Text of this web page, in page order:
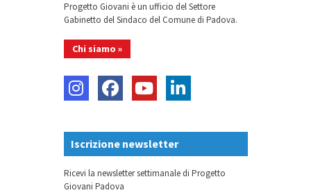
Progetto Giovani è un ufficio del Settore
Gabinetto del Sindaco del Comune di Padova.
Chi siamo »
Iscrizione newsletter
Ricevi la newsletter settimanale di Progetto
Giovani Padova